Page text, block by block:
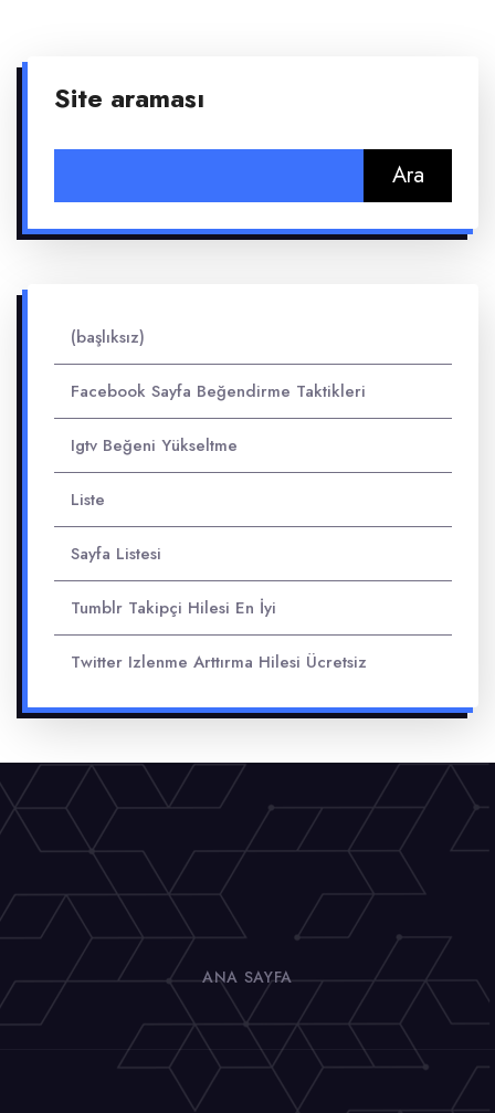
Site araması
(başlıksız)
Facebook Sayfa Beğendirme Taktikleri
Igtv Beğeni Yükseltme
Liste
Sayfa Listesi
Tumblr Takipçi Hilesi En İyi
Twitter Izlenme Arttırma Hilesi Ücretsiz
ANA SAYFA